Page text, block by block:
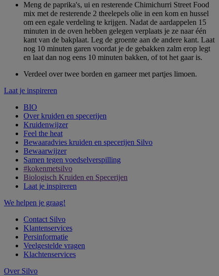
Meng de paprika's, ui en resterende Chimichurri Street Food
mix met de resterende 2 theelepels olie in een kom en hussel
om een egale verdeling te krijgen. Nadat de aardappelen 15
minuten in de oven hebben gelegen verplaats je ze naar één
kant van de bakplaat. Leg de groente aan de andere kant. Laat
nog 10 minuten garen voordat je de gebakken zalm erop legt
en laat dan nog eens 10 minuten bakken, of tot het gaar is.
Verdeel over twee borden en garneer met partjes limoen.
Laat je inspireren
BIO
Over kruiden en specerijen
Kruidenwijzer
Feel the heat
Bewaaradvies kruiden en specerijen Silvo
Bewaarwijzer
Samen tegen voedselverspilling
#kokenmetsilvo
Biologisch Kruiden en Specerijen
Laat je inspireren
We helpen je graag!
Contact Silvo
Klantenservices
Persinformatie
Veelgestelde vragen
Klachtenservices
Over Silvo